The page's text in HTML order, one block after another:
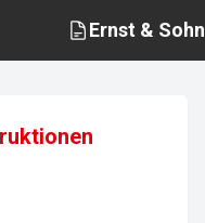
Ernst & Sohn